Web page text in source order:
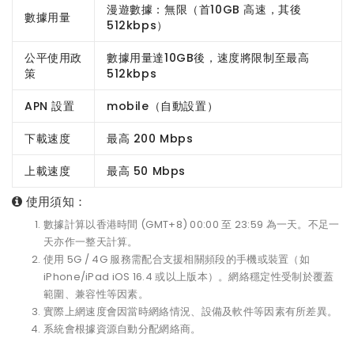
數據用量
漫遊數據：無限（首10GB 高速，其後
512kbps）
公平使用政
策
數據用量達10GB後，速度將限制至最高
512kbps
APN 設置 mobile（自動設置）
下載速度 最高 200 Mbps
上載速度 最高 50 Mbps
使用須知：
數據計算以香港時間 (GMT+8) 00:00 至 23:59 為一天。不足一
天亦作一整天計算。
使用 5G / 4G 服務需配合支援相關頻段的手機或裝置（如
iPhone/iPad iOS 16.4 或以上版本）。網絡穩定性受制於覆蓋
範圍、兼容性等因素。
實際上網速度會因當時網絡情況、設備及軟件等因素有所差異。
系統會根據資源自動分配網絡商。